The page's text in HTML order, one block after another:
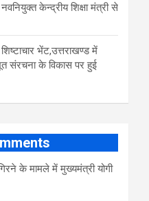
केन्द्रीय शिक्षा मंत्री से
भेंट,उत्तराखण्ड में
संरचना के विकास पर हुई
के मामले में मुख्‍यमंत्री योगी